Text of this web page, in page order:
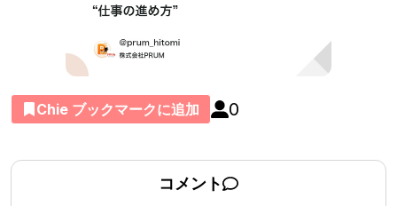
Chie ブックマークに追加 0
コメント